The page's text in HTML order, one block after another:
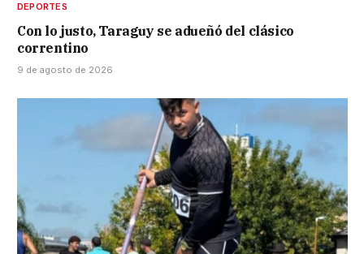
DEPORTES
Con lo justo, Taraguy se adueñó del clásico
correntino
9 de agosto de 2026